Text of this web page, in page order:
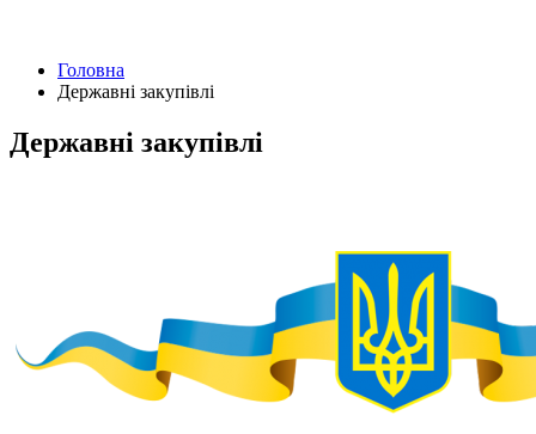
Головна
Державні закупівлі
Державні закупівлі